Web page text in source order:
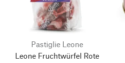
Pastiglie Leone
Leone Fruchtwürfel Rote